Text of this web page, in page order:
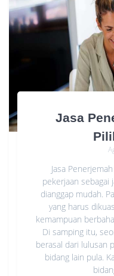
Jasa
Jasa
pekerjaan sebagai
dianggap mudah.
yang harus
kemampuan
Di samping itu,
berasal dari lulusan
bidang lain pula.